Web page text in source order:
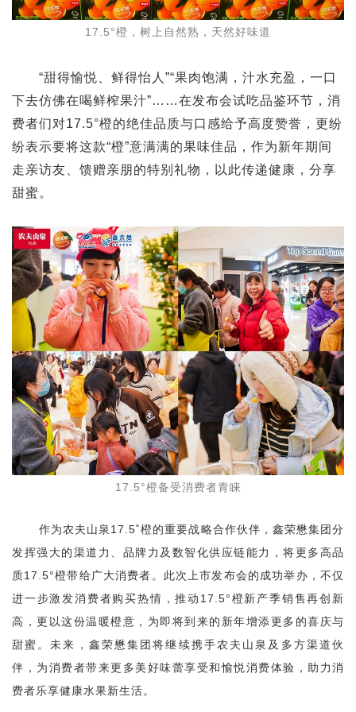
17.5°橙，树上自然熟，天然好味道
“甜得愉悦、鲜得怡人”“果肉饱满，汁水充盈，一口
下去仿佛在喝鲜榨果汁”……在发布会试吃品鉴环节，消
费者们对17.5°橙的绝佳品质与口感给予高度赞誉，更纷
纷表示要将这款“橙”意满满的果味佳品，作为新年期间
走亲访友、馈赠亲朋的特别礼物，以此传递健康，分享
甜蜜。
17.5°橙备受消费者青睐
作为农夫山泉17.5˚橙的重要战略合作伙伴，鑫荣懋集团分
发挥强大的渠道力、品牌力及数智化供应链能力，将更多高品
质17.5°橙带给广大消费者。此次上市发布会的成功举办，不仅
进一步激发消费者购买热情，推动17.5°橙新产季销售再创新
高，更以这份温暖橙意，为即将到来的新年增添更多的喜庆与
甜蜜。未来，鑫荣懋集团将继续携手农夫山泉及多方渠道伙
伴，为消费者带来更多美好味蕾享受和愉悦消费体验，助力消
费者乐享健康水果新生活。